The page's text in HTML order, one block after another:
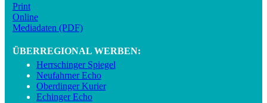
Print
Online
Mediadaten (PDF)
ÜBERREGIONAL WERBEN:
Herrschinger Spiegel
Neufahrner Echo
Oberdinger Kurier
Echinger Echo